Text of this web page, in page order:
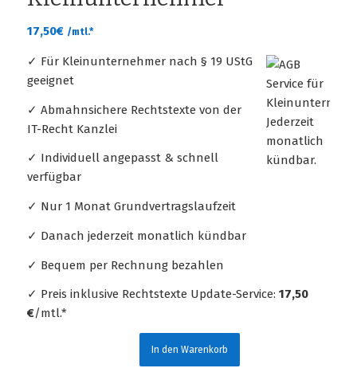
17,50€ /mtl.*
✓ Für Kleinunternehmer nach § 19 UStG
geeignet
✓ Abmahnsichere Rechtstexte von der
IT-Recht Kanzlei
✓ Individuell angepasst & schnell
verfügbar
✓ Nur 1 Monat Grundvertragslaufzeit
✓ Danach jederzeit monatlich kündbar
✓ Bequem per Rechnung bezahlen
✓ Preis inklusive Rechtstexte Update-Service: 17,50
€/mtl.*
In den Warenkorb